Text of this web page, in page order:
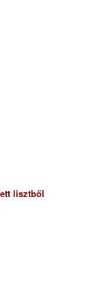
lisztből